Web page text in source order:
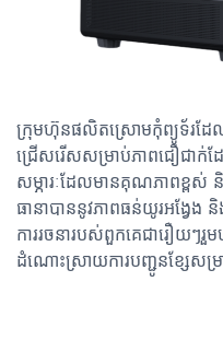
ក្រុមហ៊ុនផលិតស្រោមកុំព្យូទ័រដែ
ជ្រើសរើសសម្រាប់ភាពជឿជាក់
សម្ភារៈដែលមានគុណភាពខ្ពស់
ធានាបាននូវភាពធន់យូរអង្វែង
ការរចនារបស់ពួកគេជារឿយៗរួ
ដំណោះស្រាយការបញ្ជូនខ្សែសម្រ